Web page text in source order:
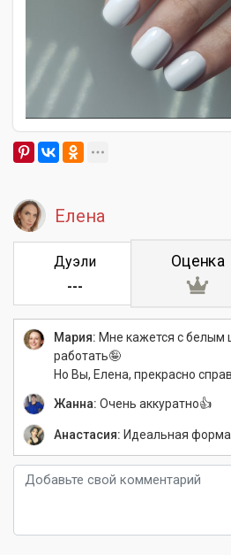
Елена
Дуэли
---
Оценка
Мария: Мне кажется с белым
работать🤪
Но Вы, Елена, прекрасно
Жанна: Очень аккуратно👍
Анастасия: Идеальная